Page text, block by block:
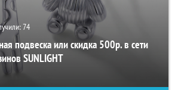
74
подвеска или скидка 500р. в сети
SUNLIGHT